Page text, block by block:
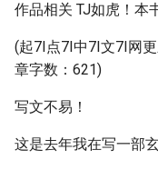
作品相关 TJ如虎！本
(起7I点7I中7I文7I网
章字数：621)
写文不易！
这是去年我在写一部